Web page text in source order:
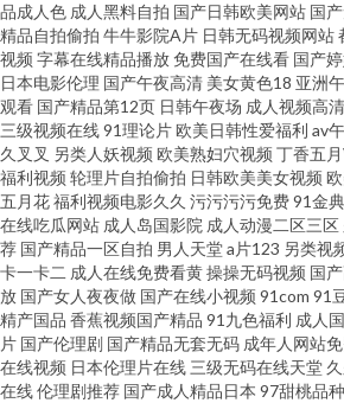
www91白丝 超碰伊人久久 美女操逼软件 午夜福
品 另类视频综合 熟妇精品视频91 91免免费版九
库 人妖操女 亚洲资源社区 99热青青 精品视频资源
传媒AV 欧洲偷拍 香蕉网站 97人人做
品成人色 成人黑料自拍 国产日韩欧美网站 国
精品自拍偷拍 牛牛影院A片 日韩无码视频网站
视频 字幕在线精品播放免费国产在线看 国产
日本电影伦理 国产午夜高清 美女黄色18 亚洲
观看 国产精品第12页 日韩午夜场 成人视频高
三级视频在线91理论片欧美日韩性爱福利 av
久叉叉 另类人妖视频 欧美熟妇穴视频 丁香五
福利视频 轮理片自拍偷拍 日韩欧美美女视频
五月花福利视频电影久久 污污污污免费91金
在线吃瓜网站 成人岛国影院 成人动漫二区三区
荐 国产精品一区自拍 男人天堂a片123 另类视
卡一卡二 成人在线免费看黄操操无码视频 国
放 国产女人夜夜做 国产在线小视频 91com 91
精产国品 香蕉视频国产精品 91九色福利 成人
片 国产伦理剧 国产精品无套无码 成年人网站
在线视频 日本伦理片在线 三级无码在线天堂
在线伦理剧推荐 国产成人精品日本 97甜桃品